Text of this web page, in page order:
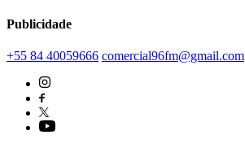
Publicidade
+55 84 40059666 comercial96fm@gmail.com